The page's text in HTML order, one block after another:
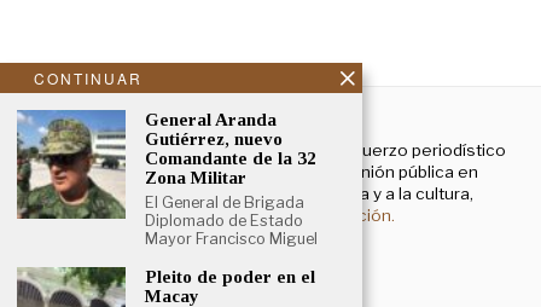
NOSOTROS
El Cronista Yucatán es un esfuerzo periodístico
enfocado a contribuir a la opinión pública en
temas que atañen a la política y a la cultura,
principalmente.Más información.
Aviso de privacidad
CONTINUAR
General Aranda
Gutiérrez, nuevo
Comandante de la 32
Zona Militar
El General de Brigada
Diplomado de Estado
Mayor Francisco Miguel
Pleito de poder en el
Macay